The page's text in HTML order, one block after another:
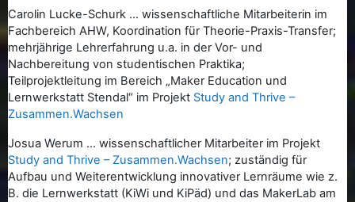
Carolin Lucke-Schurk ... wissenschaftliche Mitarbeiterin im
Fachbereich AHW, Koordination für Theorie-Praxis-Transfer;
mehrjährige Lehrerfahrung u.a. in der Vor- und
Nachbereitung von studentischen Praktika;
Teilprojektleitung im Bereich „Maker Education und
Lernwerkstatt Stendal“ im Projekt Study and Thrive –
Zusammen.Wachsen
Josua Werum ... wissenschaftlicher Mitarbeiter im Projekt
Study and Thrive – Zusammen.Wachsen; zuständig für
Aufbau und Weiterentwicklung innovativer Lernräume wie z.
B. die Lernwerkstatt (KiWi und KiPäd) und das MakerLab am